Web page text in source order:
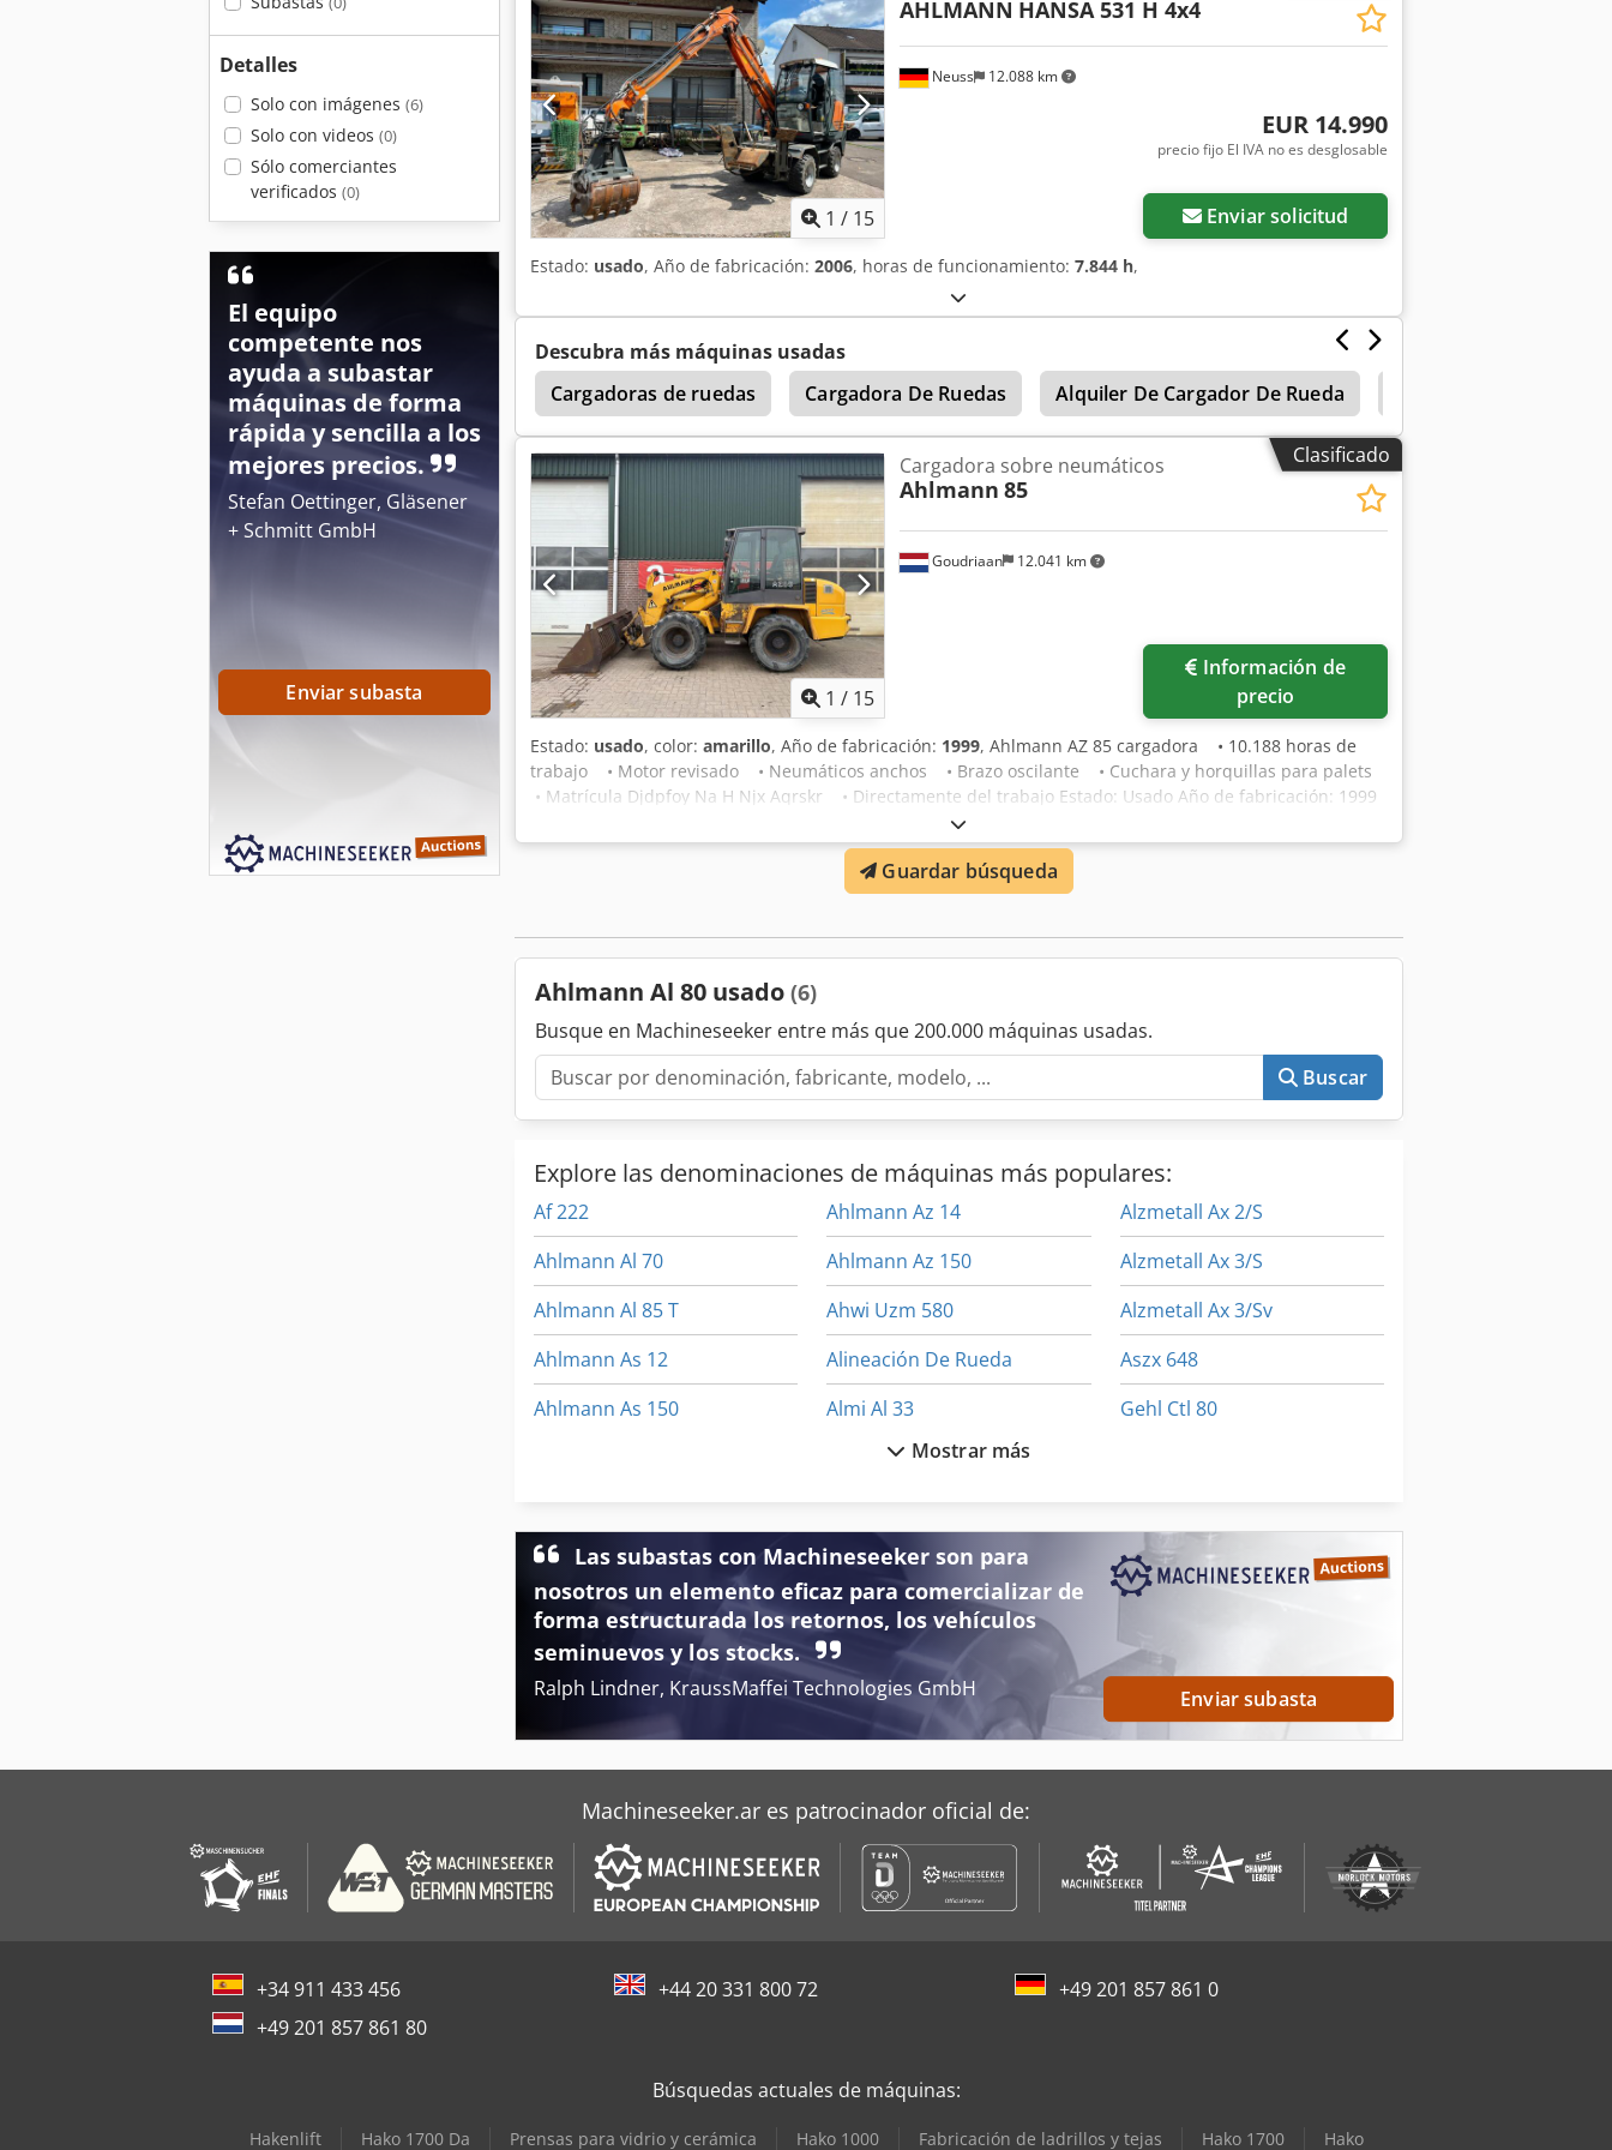
Detalles
Solo con imágenes (6)
Solo con videos (0)
Sólo comerciantes
verificados (0)
El equipo
competente nos
ayuda a subastar
máquinas de forma
rápida y sencilla a los
mejores precios.
Stefan Oettinger, Gläsener
+ Schmitt GmbH
Enviar subasta
almacenamiento con tapa, Luces de trabajo traseras, preparación para radio, enganche rápido hidráulico,
Cucharón estándar con borde de corte soldado y por lo tanto 1 metro cúbico, horquilla portapalets
1 / 15
Neuss 12.088 km
AHLMANN HANSA 531 H 4x4
EUR 14.990
precio fijo El IVA no es desglosable
Enviar solicitud
Estado: usado, Año de fabricación: 2006, horas de funcionamiento: 7.844 h,
Descubra más máquinas usadas
Cargadoras de ruedas
Cargadora De Ruedas Alquiler De Cargador De Rueda
Excavadoras De Ruedas Liebherr Grúas
Clasificado
1 / 15
Goudriaan 12.041 km
Cargadora sobre neumáticos
Ahlmann 85
precio
Estado: usado, color: amarillo, Año de fabricación: 1999, Ahlmann AZ 85 cargadora • 10.188 horas de
trabajo • Motor revisado • Neumáticos anchos • Brazo oscilante • Cuchara y horquillas para palets
• Matrícula Djdpfoy Na H Njx Aqrskr • Directamente del trabajo Estado: Usado Año de fabricación: 1999
Guardar búsqueda
Ahlmann Al 80 usado (6)
Busque en Machineseeker entre más que 200.000 máquinas usadas.
Buscar
Explore las denominaciones de máquinas más populares:
Af 222
Ahlmann Al 70
Ahlmann Al 85 T
Ahlmann As 12
Ahlmann As 150
Ahlmann As 90
Ahlmann Az 10
Ahlmann Az 14
Ahlmann Az 150
Ahwi Uzm 580
Alineación De Rueda
Almi Al 33
Alta Elevación Ant
Alzmetall Ab 4
Alzmetall Ac 32
Alzmetall Ax 2/S
Alzmetall Ax 3/S
Alzmetall Ax 3/Sv
Aszx 648
Gehl Ctl 80
Mostrar más
Las subastas con Machineseeker son para
nosotros un elemento eficaz para comercializar de
forma estructurada los retornos, los vehículos
seminuevos y los stocks.
Ralph Lindner, KraussMaffei Technologies GmbH Enviar subasta
Machineseeker.ar es patrocinador oficial de:
+34 911 433 456 +44 20 331 800 72
+49 201 857 861 0
+49 201 857 861 80
Búsquedas actuales de máquinas:
Hakenlift Hako 1700 Da Prensas para vidrio y cerámica Hako 1000 Fabricación de ladrillos y tejas Hako 1700 Hako